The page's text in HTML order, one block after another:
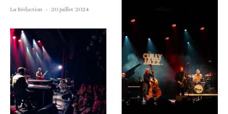
La Rédaction · 20 juillet 2024